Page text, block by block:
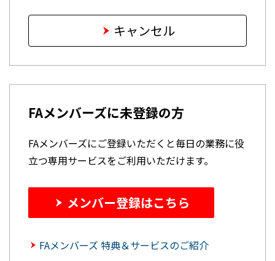
キャンセル
FAメンバーズに未登録の方
FAメンバーズにご登録いただくと毎日の業務に役
立つ専用サービスをご利用いただけます。
メンバー登録はこちら
FAメンバーズ 特典＆サービスのご紹介